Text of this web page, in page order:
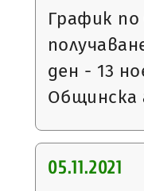
График
ден - 13
Общинска
05.11.2021